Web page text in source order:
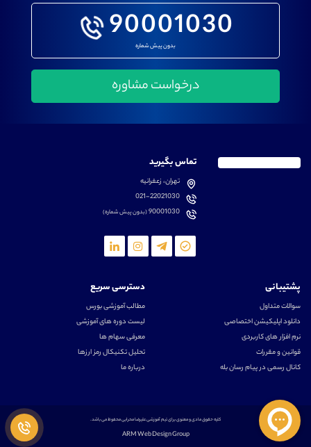
90001030
بدون پیش شماره
تماس بگیرید
تهران، زعفرانیه
021-22021030
90001030(بدون پیش شماره)
پشتیبانی
سوالات متداول
دانلود اپلیکیشن اختصاصی
نرم افزار های کاربردی
قوانین و مقررات
کانال رسمی در پیام رسان بله
دسترسی سریع
مطالب آموزشی بورس
لیست دوره های آموزشی
معرفی سهام ها
تحلیل تکنیکال رمز ارزها
درباره ما
کلیه حقوق مادی و معنوی برای تیم آموزشی علیرضا محرابی محفوظ می باشد.
ARM Web Design Group